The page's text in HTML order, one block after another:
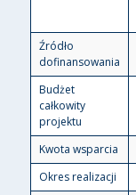
Źródło
dofinansowania
Budżet
całkowity
projektu
Kwota wsparcia
Okres realizacji